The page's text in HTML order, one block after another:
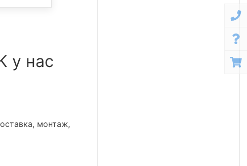
у нас
монтаж,